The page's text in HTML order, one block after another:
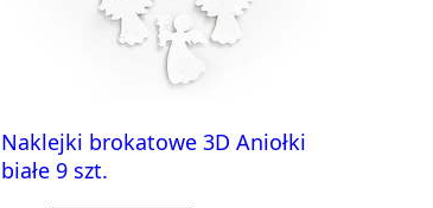
Naklejki brokatowe 3D Aniołki
białe 9 szt.